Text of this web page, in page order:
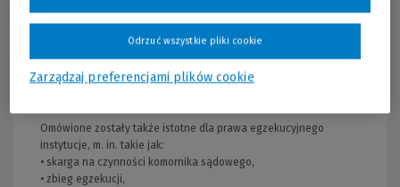
kluczowe dla tych form elementy i podano przykłady ich
praktycznego zastosowania w zakresie poszczególnych
wykonalności czynności dokonywanych przez komornika i
wskazano konsekwencje niezachowania przepisanej prawem
Omówione zostały także istotne dla prawa egzekucyjnego
instytucje, m. in. takie jak:
• skarga na czynności komornika sądowego,
• zbieg egzekucji,
Zarządzaj preferencjami plików cookie
Odrzuć wszystkie pliki cookie